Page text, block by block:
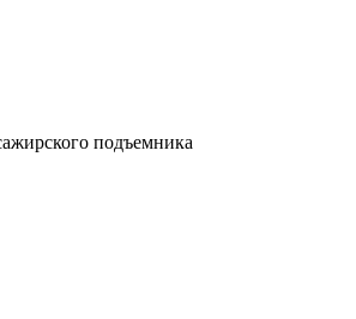
подъемника